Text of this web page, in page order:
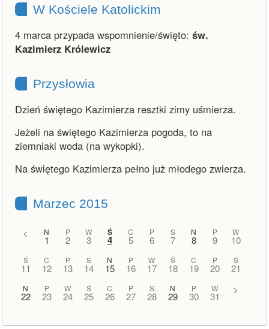
W Kościele Katolickim
4 marca przypada wspomnienie/święto: św.
Kazimierz Królewicz
Przysłowia
Dzień świętego Kazimierza resztki zimy uśmierza.
Jeżeli na świętego Kazimierza pogoda, to na
ziemniaki woda (na wykopki).
Na świętego Kazimierza pełno już młodego zwierza.
Marzec 2015
< N
1
P
2
W
3
Ś
4
C
5
P
6
S
7
N
8
P
9
W
10
Ś
11
C
12
P
13
S
14
N
15
P
16
W
17
Ś
18
C
19
P
20
S
21
N
22
P
23
W
24
Ś
25
C
26
P
27
S
28
N
29
P
30
W
31
>